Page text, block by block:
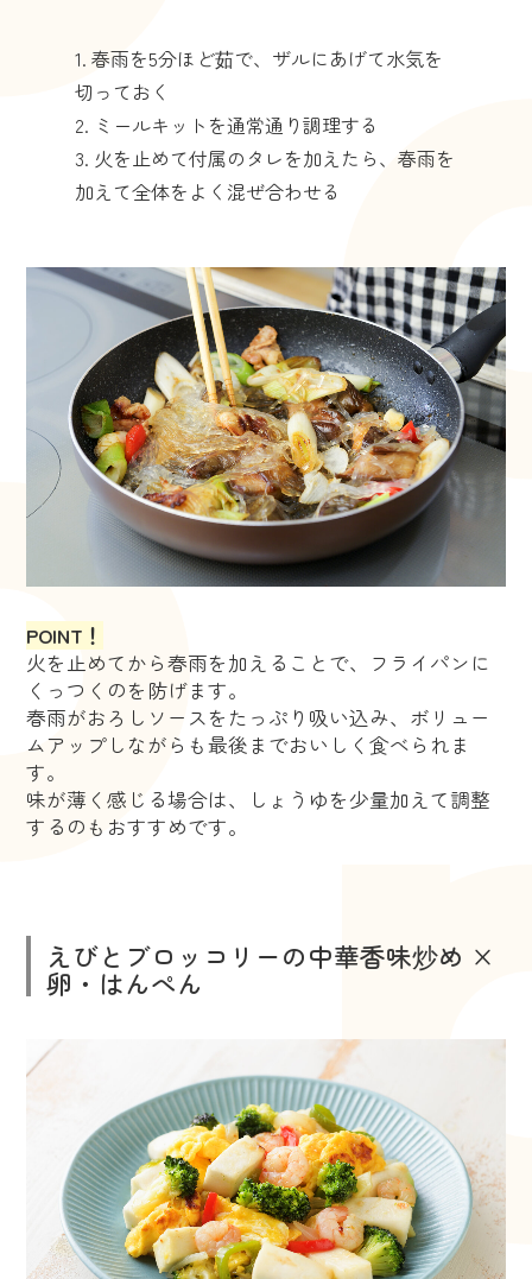
春雨を5分ほど茹で、ザルにあげて水気を
切っておく
ミールキットを通常通り調理する
火を止めて付属のタレを加えたら、春雨を
加えて全体をよく混ぜ合わせる
POINT！
火を止めてから春雨を加えることで、フライパンに
くっつくのを防げます。
春雨がおろしソースをたっぷり吸い込み、ボリュー
ムアップしながらも最後までおいしく食べられま
す。
味が薄く感じる場合は、しょうゆを少量加えて調整
するのもおすすめです。
えびとブロッコリーの中華香味炒め ×
卵・はんぺん